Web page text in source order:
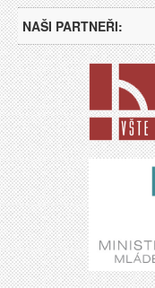
NAŠI PARTNEŘI: